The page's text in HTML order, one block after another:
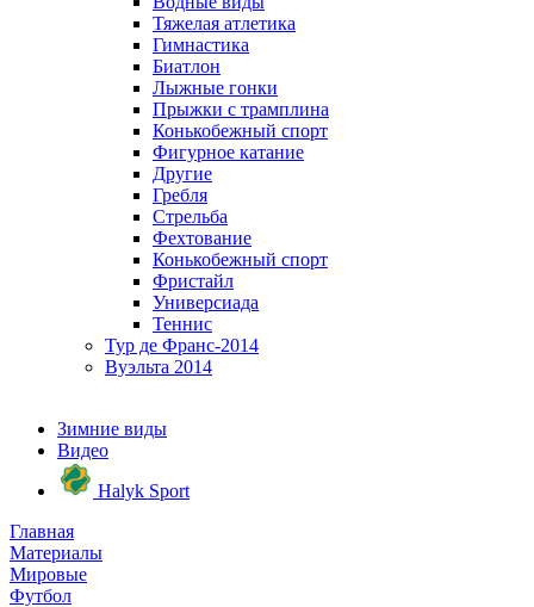
Тяжелая атлетика
Гимнастика
Биатлон
Лыжные гонки
Прыжки с трамплина
Конькобежный спорт
Фигурное катание
Другие
Гребля
Стрельба
Фехтование
Конькобежный спорт
Фристайл
Универсиада
Теннис
Тур де Франс-2014
Вуэльта 2014
Зимние виды
Видео
Halyk Sport
Главная
Материалы
Мировые
Футбол